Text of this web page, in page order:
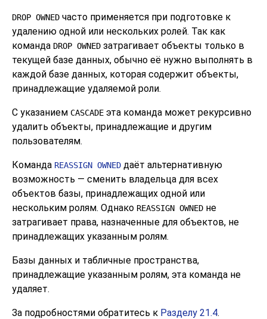
DROP OWNED часто применяется при подготовке к
удалению одной или нескольких ролей. Так как
команда DROP OWNED затрагивает объекты только в
текущей базе данных, обычно её нужно выполнять в
каждой базе данных, которая содержит объекты,
принадлежащие удаляемой роли.
С указанием CASCADE эта команда может рекурсивно
удалить объекты, принадлежащие и другим
пользователям.
Команда REASSIGN OWNED даёт альтернативную
возможность — сменить владельца для всех
объектов базы, принадлежащих одной или
нескольким ролям. Однако REASSIGN OWNED не
затрагивает права, назначенные для объектов, не
принадлежащих указанным ролям.
Базы данных и табличные пространства,
принадлежащие указанным ролям, эта команда не
удаляет.
За подробностями обратитесь к Разделу 21.4.